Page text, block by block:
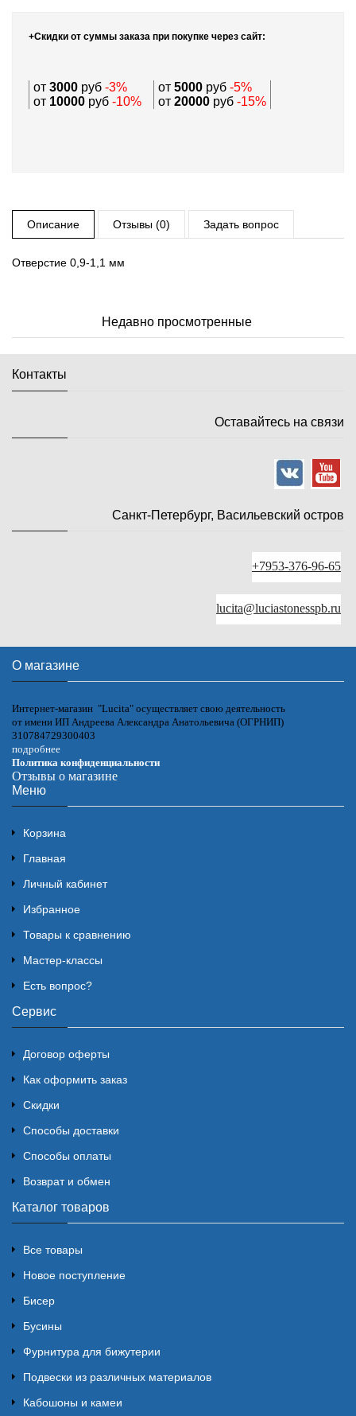
+Скидки от суммы заказа при покупке через сайт:
от 3000 руб -3% от 5000 руб -5%
от 10000 руб -10% от 20000 руб -15%
Описание Отзывы (0) Задать вопрос
Отверстие 0,9-1,1 мм
Недавно просмотренные
Контакты
Оставайтесь на связи
Санкт-Петербург, Васильевский остров
+7953-376-96-65
lucita@luciastonesspb.ru
О магазине
Интернет-магазин "Lucita" осуществляет свою деятельность
от имени ИП Андреева Александра Анатольевича (ОГРНИП)
310784729300403
подробнее
Политика конфиденциальности
Отзывы о магазине
Меню
Корзина
Главная
Личный кабинет
Избранное
Товары к сравнению
Мастер-классы
Есть вопрос?
Сервис
Договор оферты
Как оформить заказ
Скидки
Способы доставки
Способы оплаты
Возврат и обмен
Каталог товаров
Все товары
Новое поступление
Бисер
Бусины
Фурнитура для бижутерии
Подвески из различных материалов
Кабошоны и камеи